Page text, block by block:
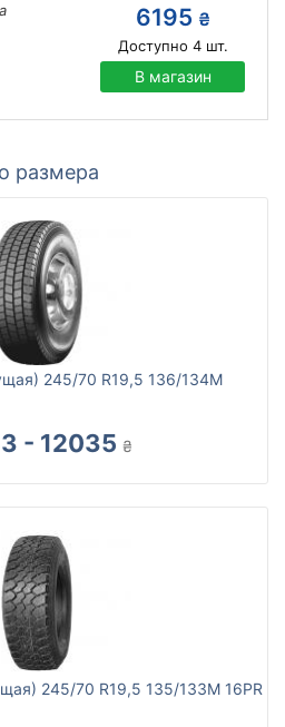
6195 ₴
Доступно 4шт.
В магазин
размера
245/70 R19,5 136/134M
- 12035 ₴
245/70 R19,5 135/133M 16PR